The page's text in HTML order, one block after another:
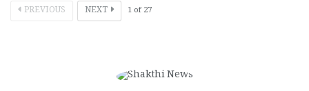
PREVIOUS NEXT 1 of27